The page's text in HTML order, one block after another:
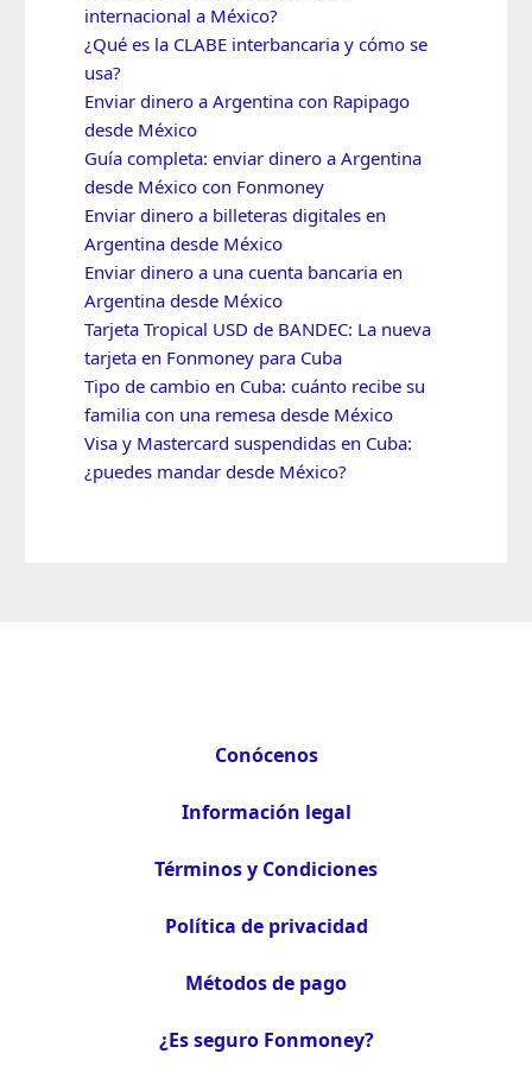
internacional a México?
¿Qué es la CLABE interbancaria y cómo se
usa?
Enviar dinero a Argentina con Rapipago
desde México
Guía completa: enviar dinero a Argentina
desde México con Fonmoney
Enviar dinero a billeteras digitales en
Argentina desde México
Enviar dinero a una cuenta bancaria en
Argentina desde México
Tarjeta Tropical USD de BANDEC: La nueva
tarjeta en Fonmoney para Cuba
Tipo de cambio en Cuba: cuánto recibe su
familia con una remesa desde México
Visa y Mastercard suspendidas en Cuba:
¿puedes mandar desde México?
Conócenos
Información legal
Términos y Condiciones
Política de privacidad
Métodos de pago
¿Es seguro Fonmoney?